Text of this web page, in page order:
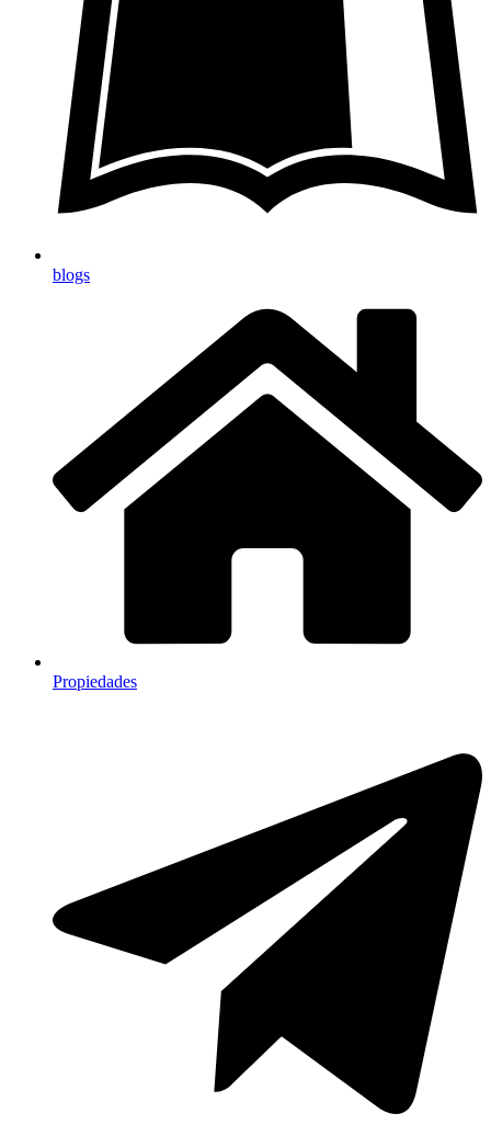
blogs
Propiedades